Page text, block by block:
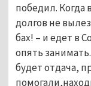
победил. Когда
долгов не
бах! – и едет в
опять
будет отдача,